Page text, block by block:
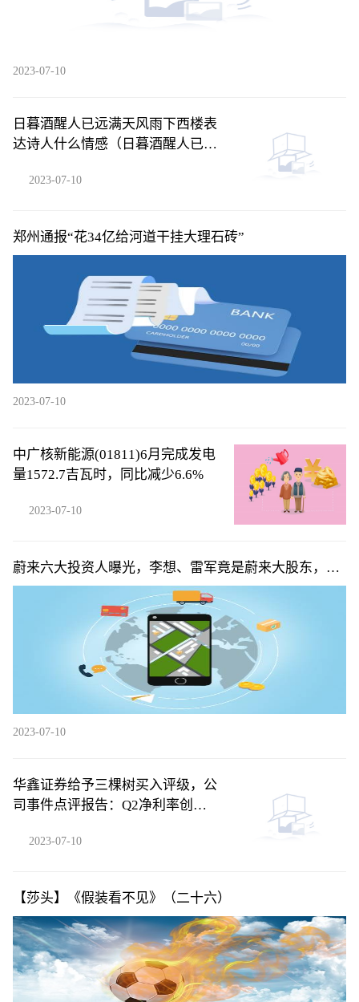
2023-07-10
日暮酒醒人已远满天风雨下西楼表
达诗人什么情感（日暮酒醒人已远
2023-07-10
郑州通报“花34亿给河道干挂大理石砖”
2023-07-10
中广核新能源(01811)6月完成发电
量1572.7吉瓦时，同比减少6.6%
2023-07-10
蔚来六大投资人曝光，李想、雷军竟是蔚来大股东，俞
敏洪排不上号
2023-07-10
华鑫证券给予三棵树买入评级，公
司事件点评报告：Q2净利率创新
2023-07-10
【莎头】《假装看不见》（二十六）